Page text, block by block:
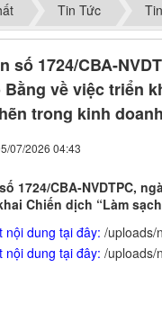
Tin Tức
số 1724/CBA-
về việc triển
trong kinh
07/2026 04:43
1724/CBA-NVDTPC,
Chiến dịch “Làm
nội dung tại đây: /uploads/
nội dung tại đây: /uploads/